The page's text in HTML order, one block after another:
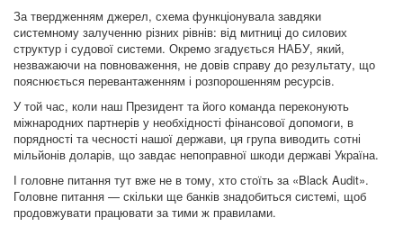
За твердженням джерел, схема функціонувала завдяки
системному залученню різних рівнів: від митниці до силових
структур і судової системи. Окремо згадується НАБУ, який,
незважаючи на повноваження, не довів справу до результату, що
пояснюється перевантаженням і розпорошенням ресурсів.
У той час, коли наш Президент та його команда переконують
міжнародних партнерів у необхідності фінансової допомоги, в
порядності та чесності нашої держави, ця група виводить сотні
мільйонів доларів, що завдає непоправної шкоди державі Україна.
І головне питання тут вже не в тому, хто стоїть за «Black Audit».
Головне питання — скільки ще банків знадобиться системі, щоб
продовжувати працювати за тими ж правилами.